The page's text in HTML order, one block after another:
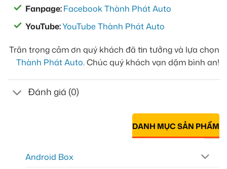
Fanpage:Facebook Thành Phát Auto
YouTube:YouTube Thành Phát Auto
Trân trọng cảm ơn quý khách đã tin tưởng và lựa chọn
Thành Phát Auto. Chúc quý khách vạn dặm bình an!
Đánh giá (0)
DANH MỤC SẢN PHẨM
Android Box